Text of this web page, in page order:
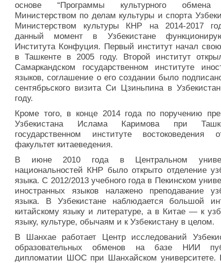
основе “Программы культурного
Министерством по делам культуры и спорта
Министерством культуры КНР на 2014-2017
данный момент в Узбекистане
Института Конфуция. Первый институт начал
в Ташкенте в 2005 году. Второй институт
Самаркандском государственном институте
языков, соглашение о его создании было
сентябрьского визита Си Цзиньпина в
году.
Кроме того, в конце 2014 года по поручению
Узбекистана Ислама Каримова при
государственном институте востоковедения
факультет китаеведения.
В июне 2010 года в Центральном
национальностей КНР было открыто отделение
языка. С 2012/2013 учебного года в Пекинском
иностранных языков налажено преподавание
языка. В Узбекистане наблюдается большой
китайскому языку и литературе, а в Китае — к
языку, культуре, обычаям и к Узбекистану в целом.
В Шанхае работает Центр исследований
образовательных обменов на базе НИИ
дипломатии ШОС при Шанхайском университете.